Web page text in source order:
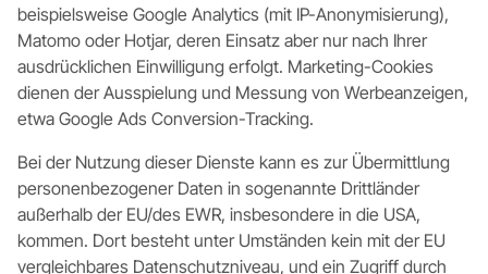
beispielsweise Google Analytics (mit IP-Anonymisierung),
Matomo oder Hotjar, deren Einsatz aber nur nach Ihrer
ausdrücklichen Einwilligung erfolgt. Marketing-Cookies
dienen der Ausspielung und Messung von Werbeanzeigen,
etwa Google Ads Conversion-Tracking.
Bei der Nutzung dieser Dienste kann es zur Übermittlung
personenbezogener Daten in sogenannte Drittländer
außerhalb der EU/des EWR, insbesondere in die USA,
kommen. Dort besteht unter Umständen kein mit der EU
vergleichbares Datenschutzniveau, und ein Zugriff durch